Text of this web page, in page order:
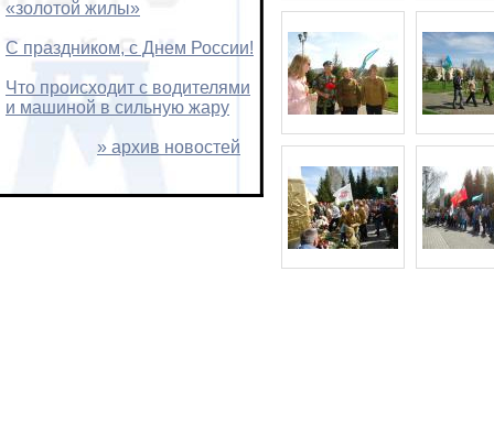
«золотой жилы»
С праздником, с Днем России!
Что происходит с водителями
и машиной в сильную жару
» архив новостей